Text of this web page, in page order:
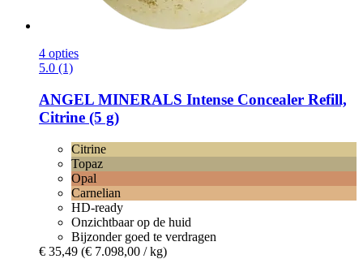
4 opties
5.0 (1)
ANGEL MINERALS Intense Concealer Refill,
Citrine (5 g)
Citrine
Topaz
Opal
Carnelian
HD-ready
Onzichtbaar op de huid
Bijzonder goed te verdragen
€ 35,49 (€ 7.098,00 / kg)